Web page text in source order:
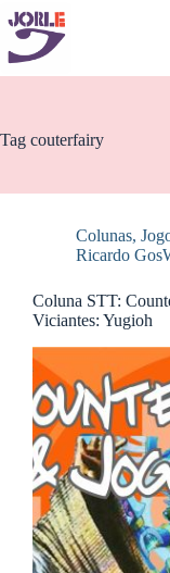
Pular
para
conteúdo
Tag couterfairy
Colunas,
Ricardo
Coluna STT:
Viciantes: Yugioh